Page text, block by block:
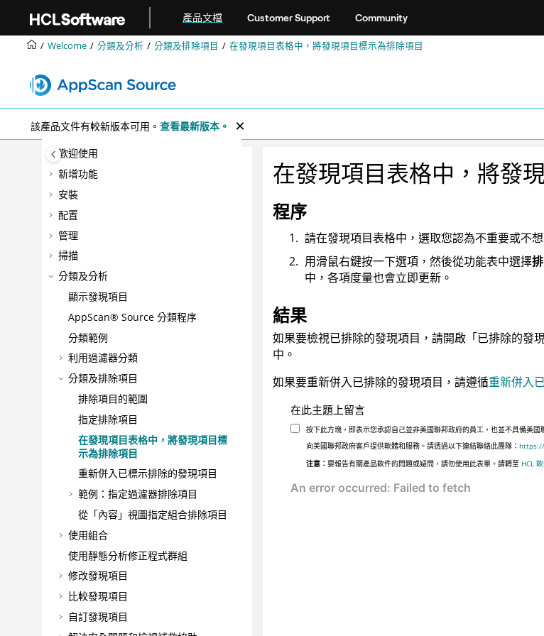
產品文檔 Customer Support Community
Welcome 分類及分析 分類及排除項目 在發現項目表格中，將發現項目標示為排除項目
該產品文件有較新版本可用。 查看最新版本。
歡迎使用
新增功能
安裝
配置
管理
掃描
分類及分析
顯示發現項目
AppScan® Source 分類程序
分類範例
利用過濾器分類
分類及排除項目
排除項目的範圍
指定排除項目
在發現項目表格中，將發現項目標
示為排除項目
重新併入已標示排除的發現項目
範例：指定過濾器排除項目
從「內容」視圖指定組合排除項目
使用組合
使用靜態分析修正程式群組
修改發現項目
比較發現項目
自訂發現項目
在發現項目表格中，將發
程序
請在發現項目表格中，選取您認為不重要或不
用滑鼠右鍵按一下選項，然後從功能表中選擇
中，各項度量也會立即更新。
結果
如果要檢視已排除的發現項目，請開啟「已排除的發
中。
如果要重新併入已排除的發現項目，請遵循重新併入
在此主題上留言
按下此方塊，即表示您承認自己並非美國聯邦政府的員工，也並不具備美
向美國聯邦政府客戶提供軟體和服務。請透過以下連結聯絡此團隊：
注意：要報告有關產品軟件的問題或疑問，請勿使用此表單。請轉至 HCL